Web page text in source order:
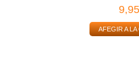
AFEGIR A LA